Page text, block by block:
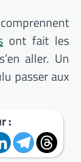
ont fait les
aller. Un
passer aux
: